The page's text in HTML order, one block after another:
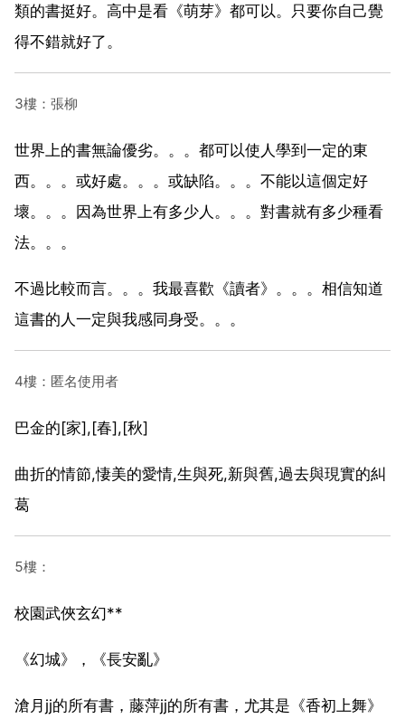
類的書挺好。高中是看《萌芽》都可以。只要你自己覺
得不錯就好了。
3樓：張柳
世界上的書無論優劣。。。都可以使人學到一定的東
西。。。或好處。。。或缺陷。。。不能以這個定好
壞。。。因為世界上有多少人。。。對書就有多少種看
法。。。
不過比較而言。。。我最喜歡《讀者》。。。相信知道
這書的人一定與我感同身受。。。
4樓：匿名使用者
巴金的[家],[春],[秋]
曲折的情節,悽美的愛情,生與死,新與舊,過去與現實的糾
葛
5樓：
校園武俠玄幻**
《幻城》，《長安亂》
滄月jj的所有書，藤萍jj的所有書，尤其是《香初上舞》